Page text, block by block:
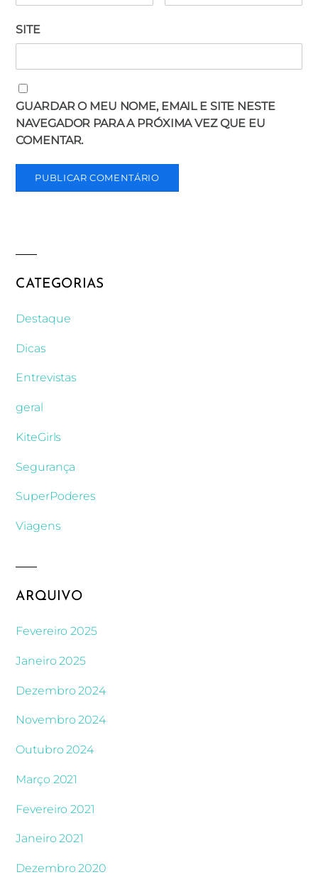
SITE
GUARDAR O MEU NOME, EMAIL E SITE NESTE
NAVEGADOR PARA A PRÓXIMA VEZ QUE EU
COMENTAR.
CATEGORIAS
Destaque
Dicas
Entrevistas
geral
KiteGirls
Segurança
SuperPoderes
Viagens
ARQUIVO
Fevereiro 2025
Janeiro 2025
Dezembro 2024
Novembro 2024
Outubro 2024
Março 2021
Fevereiro 2021
Janeiro 2021
Dezembro 2020